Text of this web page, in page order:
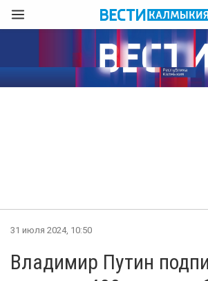
31 июля 2024, 10:50
Владимир Путин